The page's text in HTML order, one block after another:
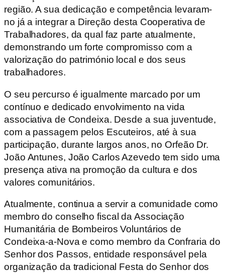
região. A sua dedicação e competência levaram-
no já a integrar a Direção desta Cooperativa de
Trabalhadores, da qual faz parte atualmente,
demonstrando um forte compromisso com a
valorização do património local e dos seus
trabalhadores.
O seu percurso é igualmente marcado por um
contínuo e dedicado envolvimento na vida
associativa de Condeixa. Desde a sua juventude,
com a passagem pelos Escuteiros, até à sua
participação, durante largos anos, no Orfeão Dr.
João Antunes, João Carlos Azevedo tem sido uma
presença ativa na promoção da cultura e dos
valores comunitários.
Atualmente, continua a servir a comunidade como
membro do conselho fiscal da Associação
Humanitária de Bombeiros Voluntários de
Condeixa-a-Nova e como membro da Confraria do
Senhor dos Passos, entidade responsável pela
organização da tradicional Festa do Senhor dos